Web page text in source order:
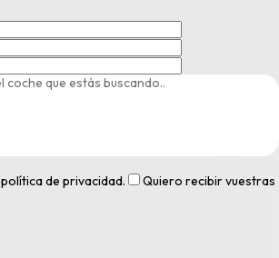
política de privacidad.
Quiero recibir vuestras